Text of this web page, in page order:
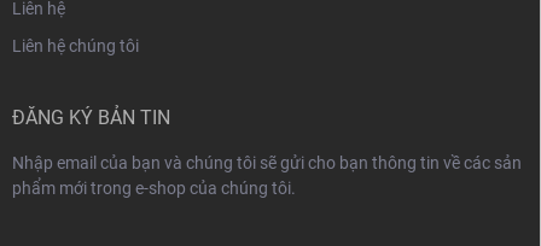
Liên hệ
Liên hệ chúng tôi
ĐĂNG KÝ BẢN TIN
Nhập email của bạn và chúng tôi sẽ gửi cho bạn thông tin về các sản
phẩm mới trong e-shop của chúng tôi.